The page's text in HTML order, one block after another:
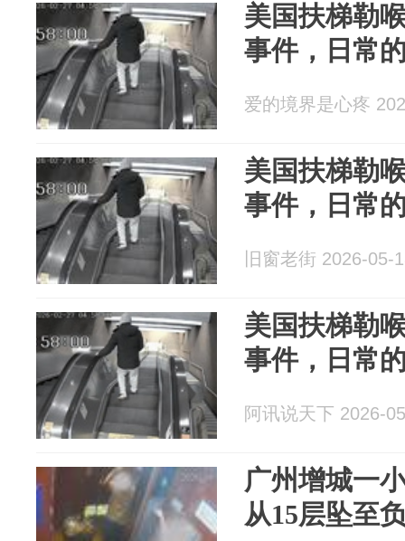
美国扶梯勒
事件，日常
爱的境界是心疼
美国扶梯勒
事件，日常
旧窗老街 2026-05-
美国扶梯勒
事件，日常
阿讯说天下 2026-
广州增城一
从15层坠至